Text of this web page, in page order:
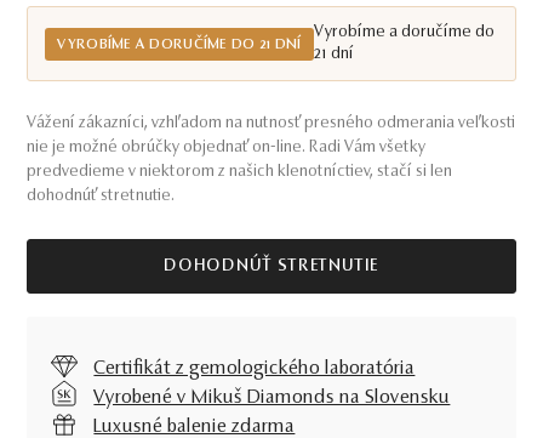
VYROBÍME A DORUČÍME DO 21 DNÍ
Vyrobíme a doručíme do
21 dní
Vážení zákazníci, vzhľadom na nutnosť presného odmerania veľkosti
nie je možné obrúčky objednať on-line. Radi Vám všetky
predvedieme v niektorom z našich klenotníctiev, stačí si len
dohodnúť stretnutie.
DOHODNÚŤ STRETNUTIE
Certifikát z gemologického laboratória
Vyrobené v Mikuš Diamonds na Slovensku
Luxusné balenie zdarma